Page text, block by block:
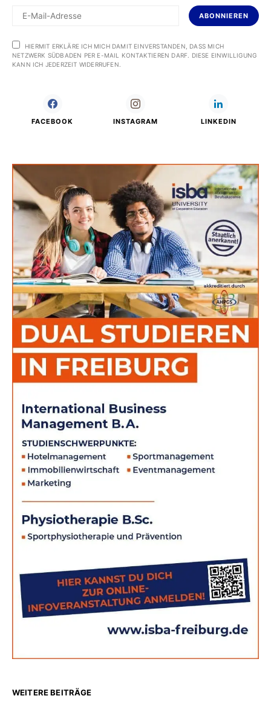
ABONNIEREN
HIERMIT ERKLÄRE ICH MICH DAMIT EINVERSTANDEN, DASS MICH
NETZWERK SÜDBADEN PER E-MAIL KONTAKTIEREN DARF. DIESE EINWILLIGUNG
KANN ICH JEDERZEIT WIDERRUFEN.
FACEBOOK INSTAGRAM LINKEDIN
WEITERE BEITRÄGE